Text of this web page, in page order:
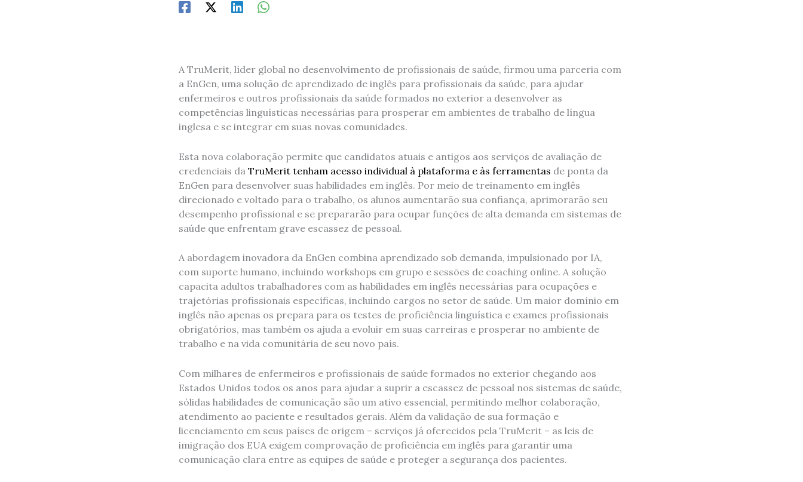
A TruMerit, líder global no desenvolvimento de profissionais de saúde, firmou uma parceria com
a EnGen, uma solução de aprendizado de inglês para profissionais da saúde, para ajudar
enfermeiros e outros profissionais da saúde formados no exterior a desenvolver as
competências linguísticas necessárias para prosperar em ambientes de trabalho de língua
inglesa e se integrar em suas novas comunidades.
Esta nova colaboração permite que candidatos atuais e antigos aos serviços de avaliação de
credenciais da TruMerit tenham acesso individual à plataforma e às ferramentas de ponta da
EnGen para desenvolver suas habilidades em inglês. Por meio de treinamento em inglês
direcionado e voltado para o trabalho, os alunos aumentarão sua confiança, aprimorarão seu
desempenho profissional e se prepararão para ocupar funções de alta demanda em sistemas de
saúde que enfrentam grave escassez de pessoal.
A abordagem inovadora da EnGen combina aprendizado sob demanda, impulsionado por IA,
com suporte humano, incluindo workshops em grupo e sessões de coaching online. A solução
capacita adultos trabalhadores com as habilidades em inglês necessárias para ocupações e
trajetórias profissionais específicas, incluindo cargos no setor de saúde. Um maior domínio em
inglês não apenas os prepara para os testes de proficiência linguística e exames profissionais
obrigatórios, mas também os ajuda a evoluir em suas carreiras e prosperar no ambiente de
trabalho e na vida comunitária de seu novo país.
Com milhares de enfermeiros e profissionais de saúde formados no exterior chegando aos
Estados Unidos todos os anos para ajudar a suprir a escassez de pessoal nos sistemas de saúde,
sólidas habilidades de comunicação são um ativo essencial, permitindo melhor colaboração,
atendimento ao paciente e resultados gerais. Além da validação de sua formação e
licenciamento em seus países de origem – serviços já oferecidos pela TruMerit – as leis de
imigração dos EUA exigem comprovação de proficiência em inglês para garantir uma
comunicação clara entre as equipes de saúde e proteger a segurança dos pacientes.